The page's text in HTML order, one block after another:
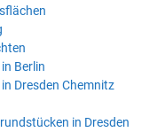
Berlin
Dresden Chemnitz
in Dresden